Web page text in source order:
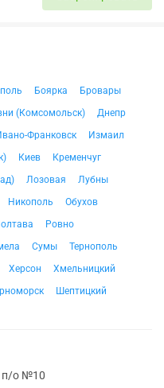
Боярка
Бровары
(Комсомольск)
Днепр
Франковск
Измаил
Киев
Кременчуг
Лозовая
Лубны
Никополь
Обухов
Ровно
Сумы
Тернополь
Херсон
Хмельницкий
Шептицкий
п/о №10